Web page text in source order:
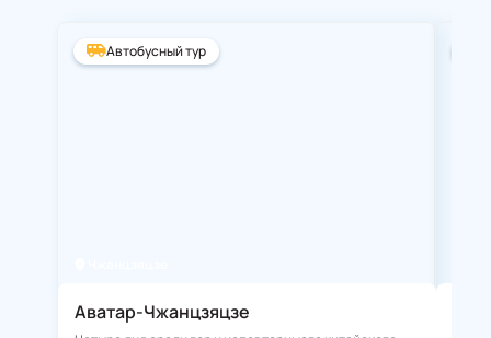
Автобусный тур
Аватар-Чжанцзяцзе